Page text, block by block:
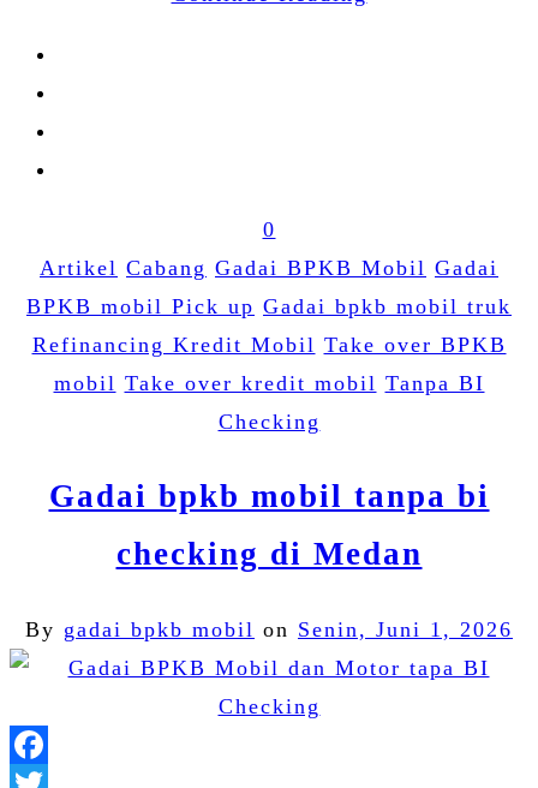
0
Artikel Cabang Gadai BPKB Mobil Gadai
BPKB mobil Pick up Gadai bpkb mobil truk
Refinancing Kredit Mobil Take over BPKB
mobil Take over kredit mobil Tanpa BI
Checking
Gadai bpkb mobil tanpa bi
checking di Medan
By gadai bpkb mobil on Senin, Juni 1, 2026